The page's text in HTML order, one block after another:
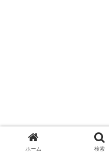
ホーム 検索